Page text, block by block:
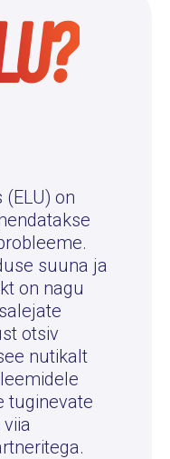
on
suuna ja
on nagu
otsiv
nutikalt
tuginevate